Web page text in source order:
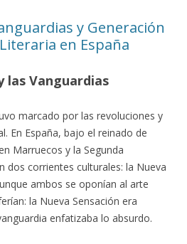
y Generación
en España
las Vanguardias
marcado por las revoluciones y
En España, bajo el reinado de
Marruecos y la Segunda
dos corrientes culturales: la Nueva
ambos se oponían al arte
la Nueva Sensación era
enfatizaba lo absurdo.